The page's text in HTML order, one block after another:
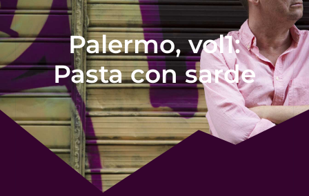
Palermo, vol1:
Pasta con sarde